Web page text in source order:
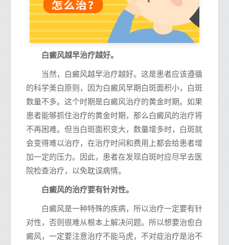
白癜风越早治疗越好。
当然，白癜风越早治疗越好。这是患者应该遵循
的科学美白原则，因为白癜风早期白斑面积小，白斑
数量不多。这个时期是白癜风治疗的黄金时期。如果
患者能够抓住治疗的黄金时期，那么白癜风的治疗将
不再困难。但当白斑面积变大，数量增多时，白斑就
会变得难以治疗，在治疗时间和费用上都会给患者增
加一定的压力。因此，患者在发现白斑时应尽早去医
院检查治疗，以免耽误病情。
白癜风的治疗要有针对性。
白癜风是一种特殊的疾病，所以治疗一定要有针
对性，否则很难从根本上解决问题。所以想要治愈白
癜风，一定要注意治疗不能马虎，不对症治疗是治不